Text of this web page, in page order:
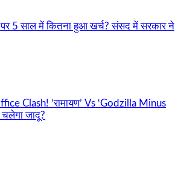
पर 5 साल में कितना हुआ खर्च? संसद में सरकार ने
Clash! ‘रामायण’ Vs ‘Godzilla Minus
जादू?